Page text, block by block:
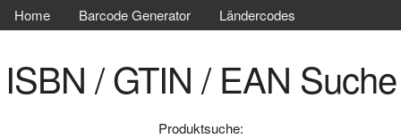
Home Barcode Generator Ländercodes
ISBN / GTIN / EAN Suche
Produktsuche: